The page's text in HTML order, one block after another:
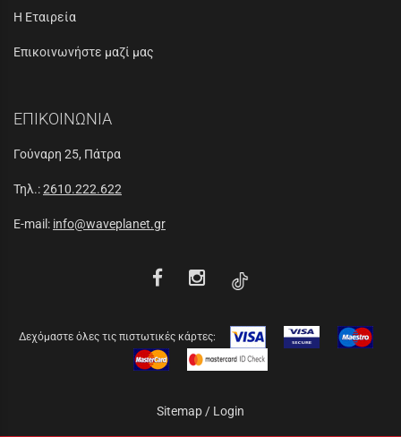
Η Εταιρεία
Επικοινωνήστε μαζί μας
ΕΠΙΚΟΙΝΩΝΙΑ
Γούναρη 25, Πάτρα
Τηλ.:2610.222.622
E-mail: info@waveplanet.gr
Δεχόμαστε όλες τις πιστωτικές κάρτες:
Sitemap/ Login